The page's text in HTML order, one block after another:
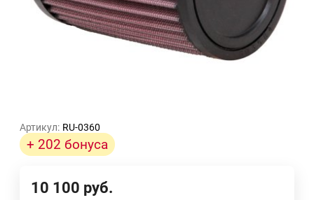
Артикул: RU-0360
+ 202 бонуса
10 100 руб.